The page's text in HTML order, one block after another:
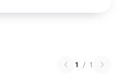
1 / 1